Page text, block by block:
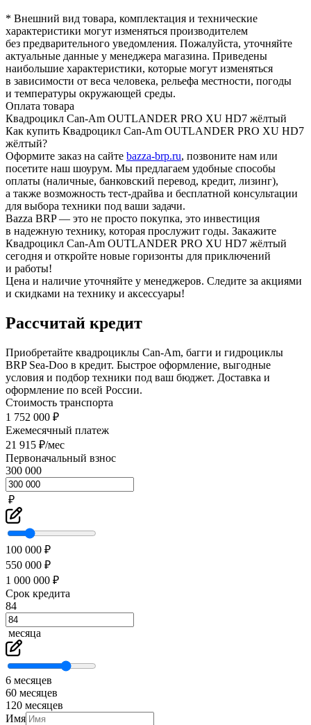
* Внешний вид товара, комплектация и технические
характеристики могут изменяться производителем
без предварительного уведомления. Пожалуйста, уточняйте
актуальные данные у менеджера магазина. Приведены
наибольшие характеристики, которые могут изменяться
в зависимости от веса человека, рельефа местности, погоды
и температуры окружающей среды.
Оплата товара
Квадроцикл Can-Am OUTLANDER PRO XU HD7 жёлтый
Как купить Квадроцикл Can-Am OUTLANDER PRO XU HD7
жёлтый?
Оформите заказ на сайте bazza-brp.ru, позвоните нам или
посетите наш шоурум. Мы предлагаем удобные способы
оплаты (наличные, банковский перевод, кредит, лизинг),
а также возможность тест-драйва и бесплатной консультации
для выбора техники под ваши задачи.
Bazza BRP — это не просто покупка, это инвестиция
в надежную технику, которая прослужит годы. Закажите
Квадроцикл Can-Am OUTLANDER PRO XU HD7 жёлтый
сегодня и откройте новые горизонты для приключений
и работы!
Цена и наличие уточняйте у менеджеров. Следите за акциями
и скидками на технику и аксессуары!
Рассчитай кредит
Приобретайте квадроциклы Can-Am, багги и гидроциклы
BRP Sea-Doo в кредит. Быстрое оформление, выгодные
условия и подбор техники под ваш бюджет. Доставка и
оформление по всей России.
Стоимость транспорта
1 752 000 ₽
Ежемесячный платеж
21 915 ₽/мес
Первоначальный взнос
300 000
₽
100 000 ₽
550 000 ₽
1 000 000 ₽
Срок кредита
84
месяца
6 месяцев
60 месяцев
120 месяцев
Имя